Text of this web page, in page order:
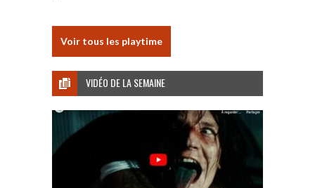
Voir tous les playtime
VIDÉO DE LA SEMAINE